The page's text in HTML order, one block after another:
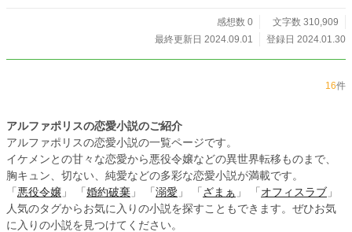
意に介さない。 迷える善良（？）なあやかしの悩みを解決
し、悪辣非道な殺人鬼に引導を渡す。 あやかし夫婦行くとこ
感想数 0
文字数 310,909
最終更新日 2024.09.01
登録日 2024.01.30
16件
アルファポリスの恋愛小説のご紹介
アルファポリスの恋愛小説の一覧ページです。
イケメンとの甘々な恋愛から悪役令嬢などの異世界転移ものまで、
胸キュン、切ない、純愛などの多彩な恋愛小説が満載です。
「 悪役令嬢 」 「 婚約破棄 」 「 溺愛 」 「 ざまぁ 」 「 オフィスラブ 」
人気のタグからお気に入りの小説を探すこともできます。ぜひお気
に入りの小説を見つけてください。